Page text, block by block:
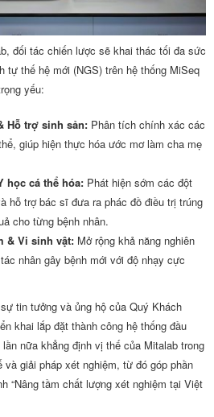
đối tác chiến lược sẽ khai thác tối đa sức
tự thế hệ mới (NGS) trên hệ thống MiSeq
yếu:
Hỗ trợ sinh sản: Phân tích chính xác các
giúp hiện thực hóa ước mơ làm cha mẹ
học cá thể hóa: Phát hiện sớm các đột
hỗ trợ bác sĩ đưa ra phác đồ điều trị trúng
cho từng bệnh nhân.
& Vi sinh vật: Mở rộng khả năng nghiên
nhân gây bệnh mới với độ nhạy cực
tin tưởng và ủng hộ của Quý Khách
khai lắp đặt thành công hệ thống đầu
nữa khẳng định vị thế của Mitalab trong
giải pháp xét nghiệm, từ đó góp phần
“Nâng tầm chất lượng xét nghiệm tại Việt